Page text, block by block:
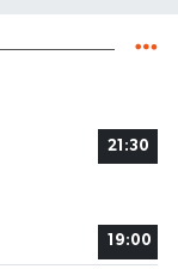
21:30
19:00